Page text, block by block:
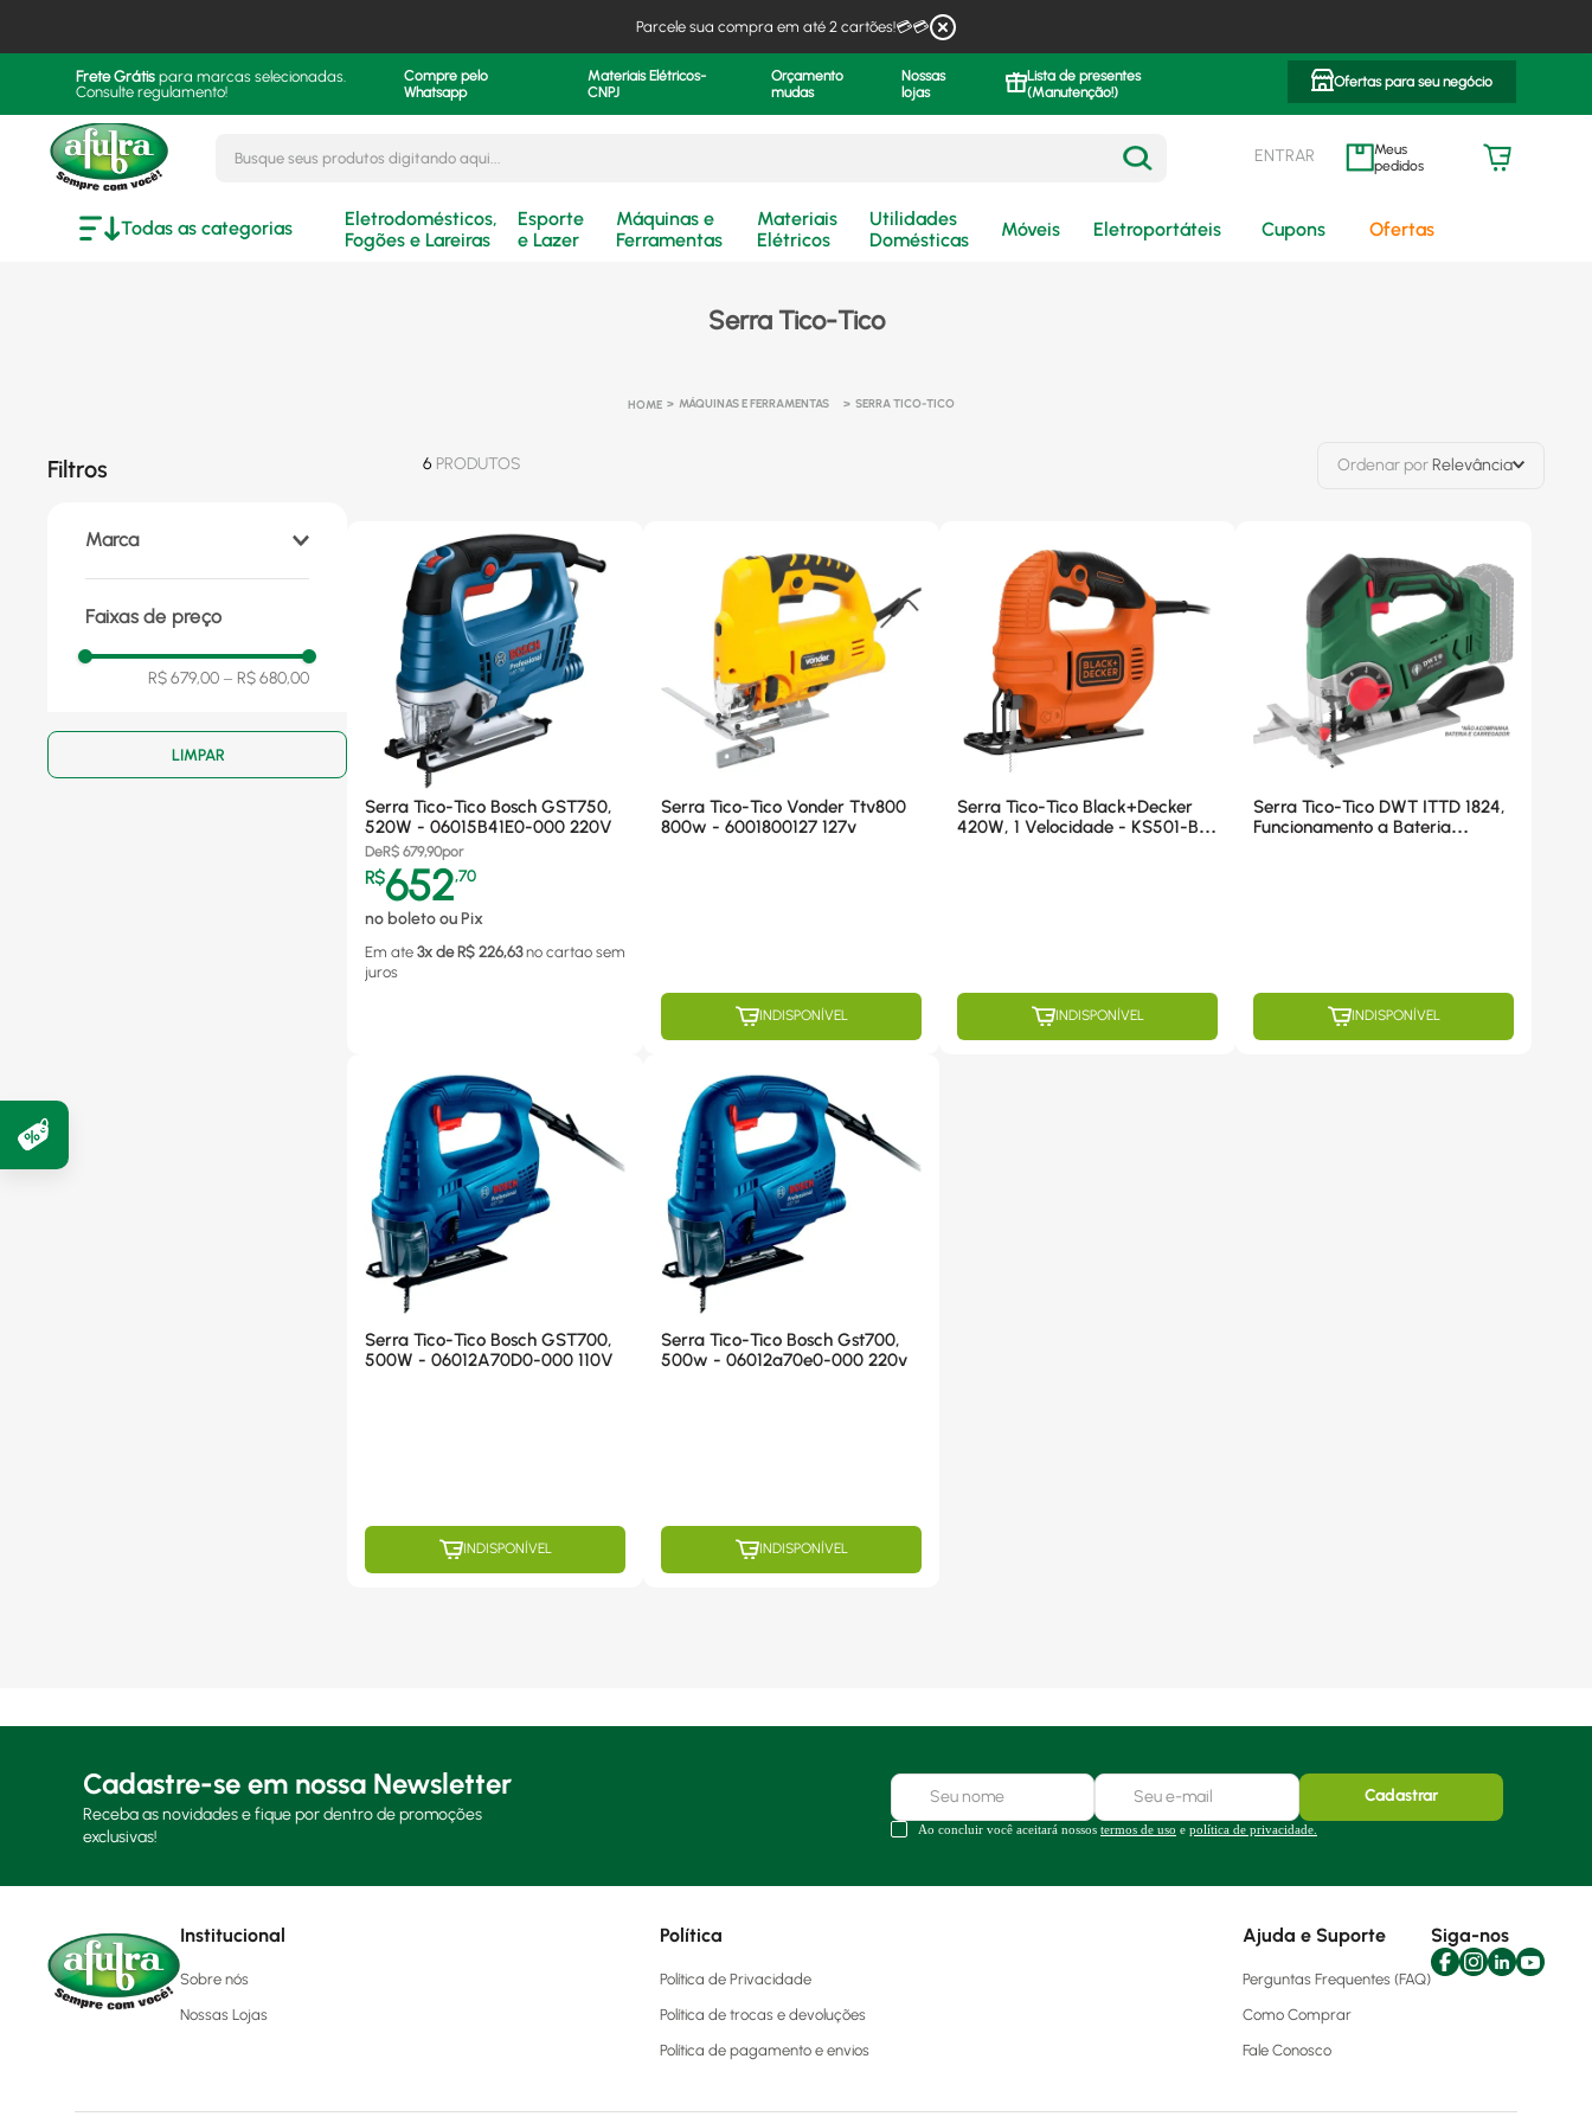
Parcele sua compra em até 2 cartões!💳💳
Frete Grátis para marcas selecionadas.
Consulte regulamento!
Compre pelo
Whatsapp
Materiais Elétricos-
CNPJ
Orçamento
mudas
Nossas
lojas
Lista de presentes
(Manutenção!)
Ofertas para seu negócio
ENTRAR meus pedidos
Todas as categorias
Eletrodomésticos,
Fogões e Lareiras
Esporte
e Lazer
Máquinas e
Ferramentas
Materiais
Elétricos
Utilidades
Domésticas
Móveis Eletroportáteis Cupons Ofertas
Serra Tico-Tico
MÁQUINAS E FERRAMENTAS SERRA TICO-TICO
Filtros
Marca
Vonder (1)
Black+Decker
)
Faixas de preço
R$ 679,00 – R$ 680,00
6 PRODUTOS Ordenar porRelevância
Serra Tico-Tico Bosch GST750,
520W - 06015B41E0-000 220V
DeR$ 679,90por
R$652,70
no boleto ou Pix
Em ate 3x de R$ 226,63 no cartao sem
juros
Serra Tico-Tico Vonder Ttv800
800w - 6001800127 127v
INDISPONÍVEL
Serra Tico-Tico Black+Decker
420W, 1 Velocidade - KS501-B2
INDISPONÍVEL
Serra Tico-Tico DWT ITTD 1824,
Funcionamento a Bateria
INDISPONÍVEL
Serra Tico-Tico Bosch GST700,
500W - 06012A70D0-000 110V
INDISPONÍVEL
Serra Tico-Tico Bosch Gst700,
500w - 06012a70e0-000 220v
INDISPONÍVEL
Cadastre-se em nossa Newsletter
Receba as novidades e fique por dentro de promoções
exclusivas!
Cadastrar
Ao concluir você aceitará nossos termos de uso e política de privacidade.
Institucional
Sobre nós
Nossas Lojas
Política
Política de Privacidade
Política de trocas e devoluções
Política de pagamento e envios
Ajuda e Suporte
Perguntas Frequentes (FAQ)
Como Comprar
Fale Conosco
Siga-nos